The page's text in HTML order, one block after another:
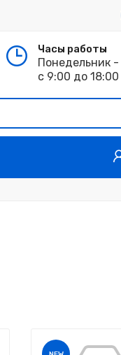
Часы работы
Понедельник
с 9:00 до 18:00